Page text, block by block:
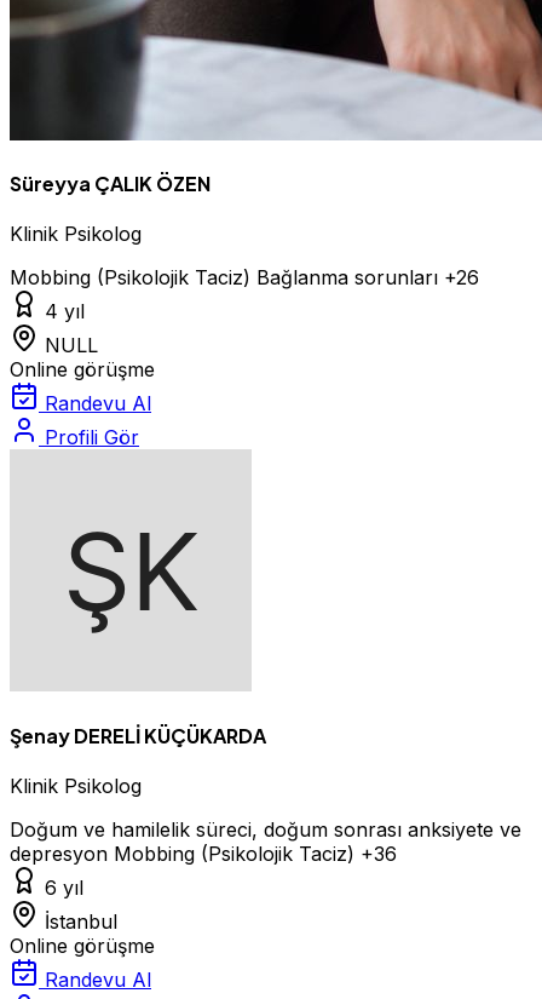
Süreyya ÇALIK ÖZEN
Klinik Psikolog
Mobbing (Psikolojik Taciz) Bağlanma sorunları +26
4 yıl
NULL
Online görüşme
Randevu Al
Profili Gör
Şenay DERELİ KÜÇÜKARDA
Klinik Psikolog
Doğum ve hamilelik süreci, doğum sonrası anksiyete ve
depresyon Mobbing (Psikolojik Taciz) +36
6 yıl
İstanbul
Online görüşme
Randevu Al